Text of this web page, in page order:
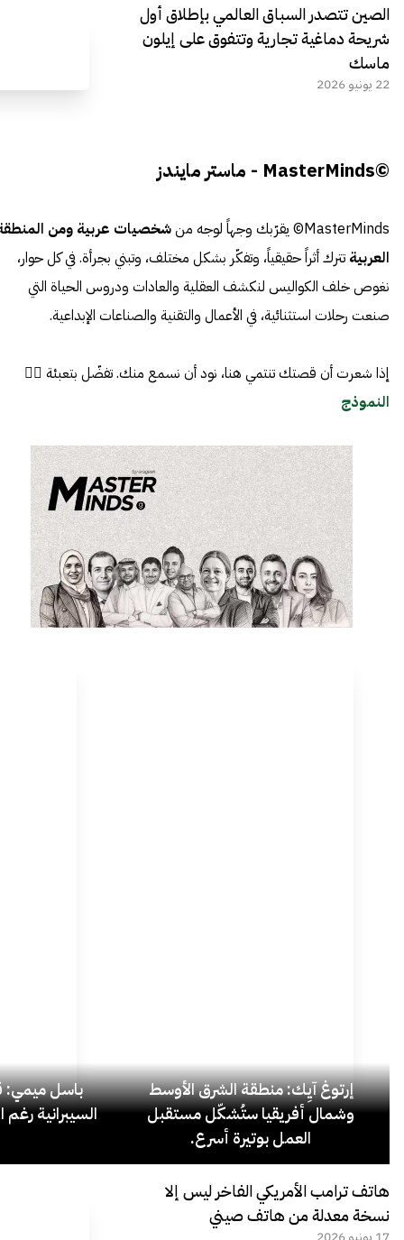
الصين تتصدر السباق العالمي بإطلاق أول
شريحة دماغية تجارية وتتفوق على إيلون
ماسك
22 يونيو 2026
©MasterMinds - ماستر مايندز
MasterMinds© يقرّبك وجهاً لوجه من
شخصيات عربية ومن
العربية تترك أثراً حقيقياً، وتفكّر بشكل مختلف، وتبني بجرأة. في كل حوار،
نغوص خلف الكواليس لنكشف العقلية والعادات ودروس الحياة التي
صنعت رحلات استثنائية، في الأعمال والتقنية والصناعات الإبداعية.
إذا شعرت أن قصتك تنتمي هنا، نود أن نسمع منك. تفضّل بتعبئة 👈🏼
النموذج
إرتوغ آيِك: منطقة الشرق الأوسط
وشمال أفريقيا ستُشكّل مستقبل
العمل بوتيرة أسرع.
باسل ميمي:
السيبرانية رغم
هاتف ترامب الأمريكي الفاخر ليس إلا
نسخة معدلة من هاتف صيني